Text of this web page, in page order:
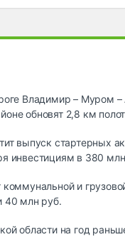
Владимир – Муром –
обновят 2,8 км
выпуск стартерных
инвестициям в 380
и
40 млн руб.
области на год